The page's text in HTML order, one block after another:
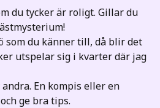
du tycker är roligt. Gillar du
som du känner till, då blir det
utspelar sig i kvarter där jag
En kompis eller en
ge bra tips.